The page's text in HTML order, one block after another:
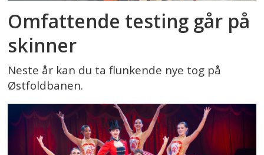
Omfattende testing går på
skinner
Neste år kan du ta flunkende nye tog på
Østfoldbanen.